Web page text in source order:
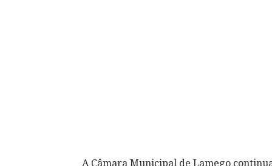
A Câmara Municipal de Lamego